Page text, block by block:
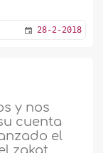
28-2-2018
y nos
cuenta
el